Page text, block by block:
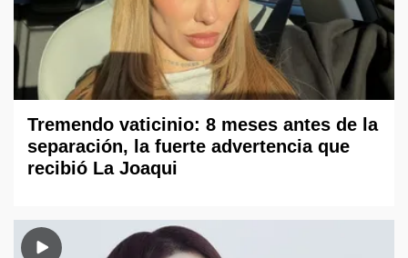
Tremendo vaticinio: 8 meses antes de la
separación, la fuerte advertencia que
recibió La Joaqui